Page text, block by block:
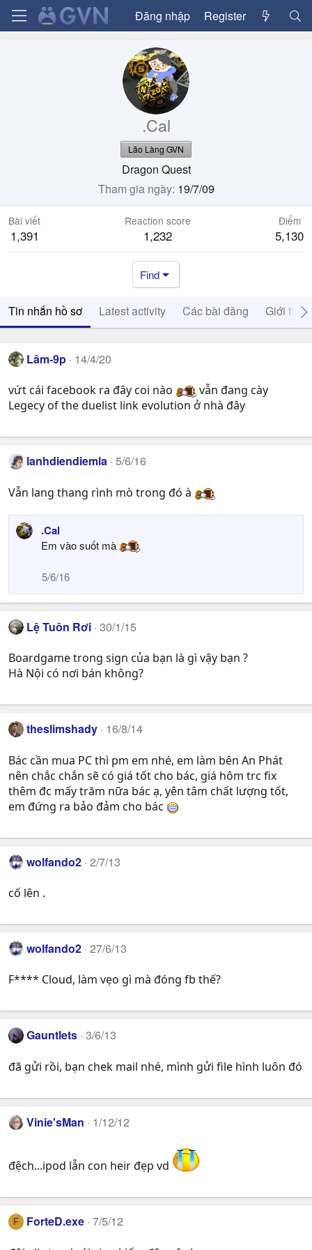
Đăng nhập Register
.Cal
Lão Làng GVN
Dragon Quest
Tham gia ngày 19/7/09
Bài viết
1,391
Reaction score
1,232
Điểm
5,130
Find
Tin nhắn hồ sơ Latest activity Các bài đăng Giới thiệu
Lâm-9p 14/4/20
vứt cái facebook ra đây coi nào
vẫn đang cày
Legecy of the duelist link evolution ở nhà đây
lanhdiendiemla 5/6/16
Vẫn lang thang rình mò trong đó à
.Cal
Em vào suốt mà
5/6/16
Lệ Tuôn Rơi 30/1/15
Boardgame trong sign của bạn là gì vậy bạn ?
Hà Nội có nơi bán không?
theslimshady 16/8/14
Bác cần mua PC thì pm em nhé, em làm bên An Phát
nên chắc chắn sẽ có giá tốt cho bác, giá hôm trc fix
thêm đc mấy trăm nữa bác ạ, yên tâm chất lượng tốt,
em đứng ra bảo đảm cho bác
wolfando2 2/7/13
cố lên .
wolfando2 27/6/13
F**** Cloud, làm vẹo gì mà đóng fb thế?
Gauntlets 3/6/13
đã gửi rồi, bạn chek mail nhé, mình gửi file hình luôn đó
Vinie'sMan 1/12/12
đệch...ipod lẫn con heir đẹp vd
F ForteD.exe 7/5/12